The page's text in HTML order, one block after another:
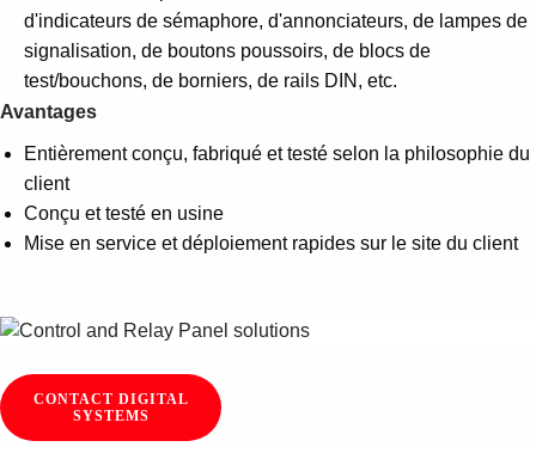
d'indicateurs de sémaphore, d'annonciateurs, de lampes de
signalisation, de boutons poussoirs, de blocs de
test/bouchons, de borniers, de rails DIN, etc.
Avantages
Entièrement conçu, fabriqué et testé selon la philosophie du
client
Conçu et testé en usine
Mise en service et déploiement rapides sur le site du client
CONTACT DIGITAL
SYSTEMS